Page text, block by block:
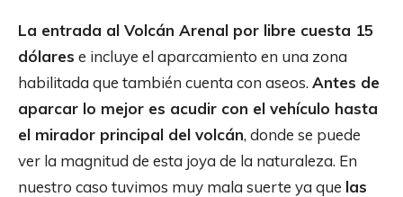
La entrada al Volcán Arenal por libre cuesta 15
dólares e incluye el aparcamiento en una zona
habilitada que también cuenta con aseos.Antes de
aparcar lo mejor es acudir con el vehículo hasta
el mirador principal del volcán, donde se puede
ver la magnitud de esta joya de la naturaleza. En
nuestro caso tuvimos muy mala suerte ya que las